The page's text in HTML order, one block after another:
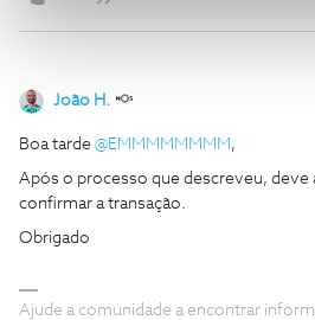
João H.
Boa tarde @EMMMMMMMM ,
Após o processo que descreveu, deve
confirmar a transação.
Obrigado
Ajude a comunidade a encontrar